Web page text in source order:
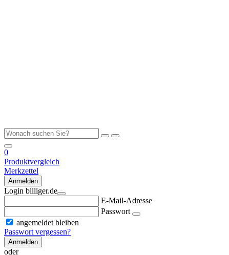
0
Produktvergleich
Merkzettel
Anmelden
Login billiger.de
E-Mail-Adresse
Passwort
angemeldet bleiben
Passwort vergessen?
Anmelden
oder